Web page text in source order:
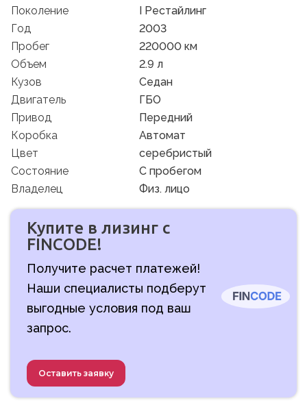
Поколение
I Рестайлинг
Год
2003
Пробег
220000 км
Объем
2.9 л
Кузов
Седан
Двигатель
ГБО
Привод
Передний
Коробка
Автомат
Цвет
серебристый
Состояние
C пробегом
Владелец
Физ. лицо
Купите в лизинг с
FINCODE!
Получите расчет платежей!
Наши специалисты подберут
выгодные условия под ваш
запрос.
Оставить заявку